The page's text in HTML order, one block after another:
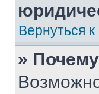
Вернуться
»